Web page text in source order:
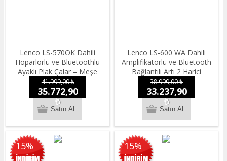
Lenco LS-570OK Dahili
Hoparlörlü ve Bluetoothlu
Ayaklı Plak Çalar – Meşe
41.999,00 ₺
35.772,90
₺
Lenco LS-600 WA Dahili
Amplifikatörlü ve Bluetooth
Bağlantılı Artı 2 Harici
Hoparlörlü Plak Çalar Pikap –
Ceviz
38.999,00 ₺
33.237,90
₺
15% 15%